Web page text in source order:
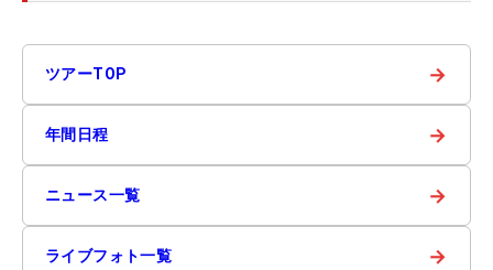
ツアーTOP →
年間日程 →
ニュース一覧 →
ライブフォト一覧 →